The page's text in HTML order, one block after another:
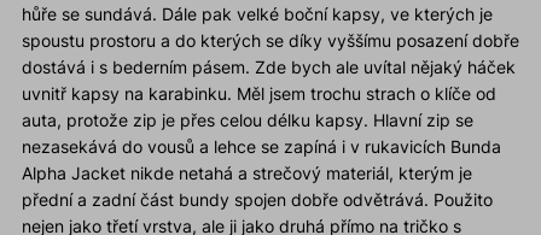
hůře se sundává. Dále pak velké boční kapsy, ve kterých je
spoustu prostoru a do kterých se díky vyššímu posazení dobře
dostává i s bederním pásem. Zde bych ale uvítal nějaký háček
uvnitř kapsy na karabinku. Měl jsem trochu strach o klíče od
auta, protože zip je přes celou délku kapsy. Hlavní zip se
nezasekává do vousů a lehce se zapíná i v rukavicích Bunda
Alpha Jacket nikde netahá a strečový materiál, kterým je
přední a zadní část bundy spojen dobře odvětrává. Použito
nejen jako třetí vrstva, ale ji jako druhá přímo na tričko s